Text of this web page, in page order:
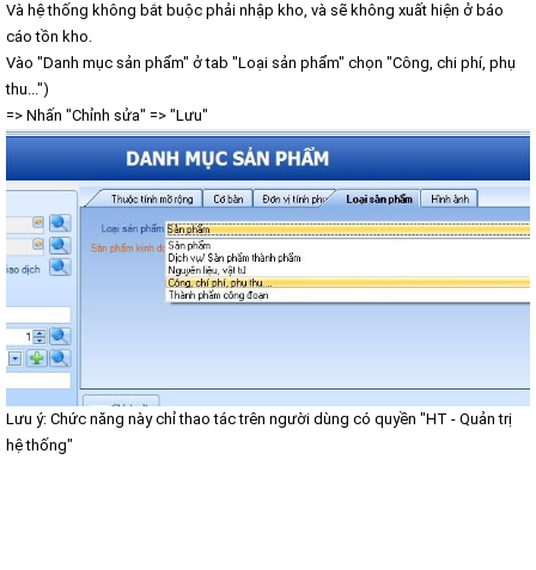
Và hệ thống không bắt buộc phải nhập kho, và sẽ không xuất hiện ở báo
cáo tồn kho.
Vào "Danh mục sản phẩm" ở tab "Loại sản phẩm" chọn "Công, chi phí, phụ
thu...")
=> Nhấn "Chỉnh sửa" => "Lưu"
Lưu ý: Chức năng này chỉ thao tác trên người dùng có quyền "HT - Quản trị
hệ thống"